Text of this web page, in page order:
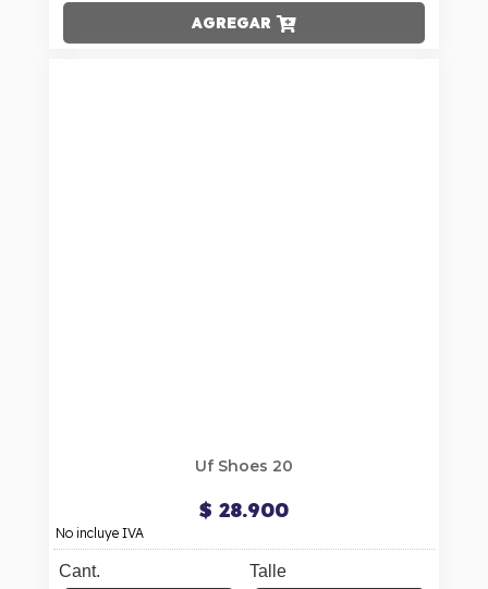
AGREGAR
Uf Shoes 20
$ 28.900
No incluye IVA
Cant. Talle